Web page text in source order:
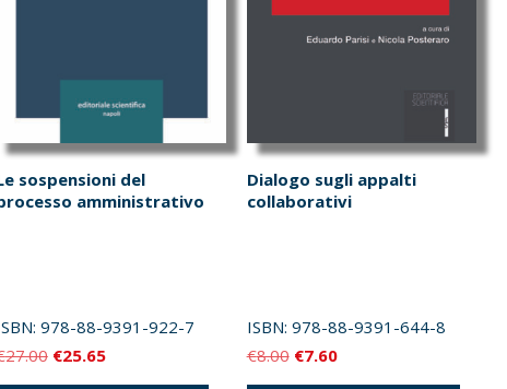
sospensioni del
amministrativo
978-88-9391-922-7
27.00 Il
prezzo
€25.65Il
prezzo
Dialogo sugli appalti
collaborativi
ISBN: 978-88-9391-644-8
€8.00 Il
prezzo
€7.60Il
prezzo